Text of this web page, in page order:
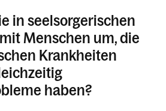
in seelsorgerischen
Menschen um, die
Krankheiten
haben?